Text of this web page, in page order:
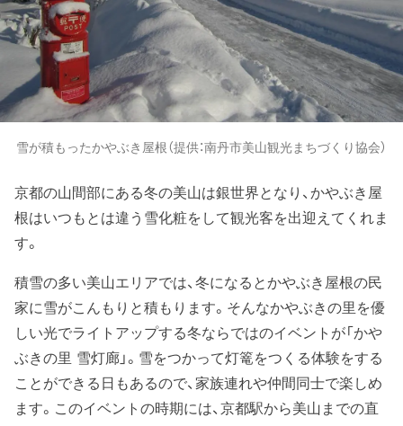
雪が積もったかやぶき屋根（提供：南丹市美山観光まちづくり協会）
京都の山間部にある冬の美山は銀世界となり、かやぶき屋
根はいつもとは違う雪化粧をして観光客を出迎えてくれま
す。
積雪の多い美山エリアでは、冬になるとかやぶき屋根の民
家に雪がこんもりと積もります。そんなかやぶきの里を優
しい光でライトアップする冬ならではのイベントが「かや
ぶきの里 雪灯廊」。雪をつかって灯篭をつくる体験をする
ことができる日もあるので、家族連れや仲間同士で楽しめ
ます。このイベントの時期には、京都駅から美山までの直